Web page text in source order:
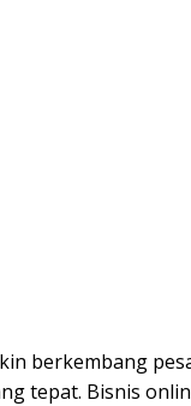
berkembang
tepat. Bisnis